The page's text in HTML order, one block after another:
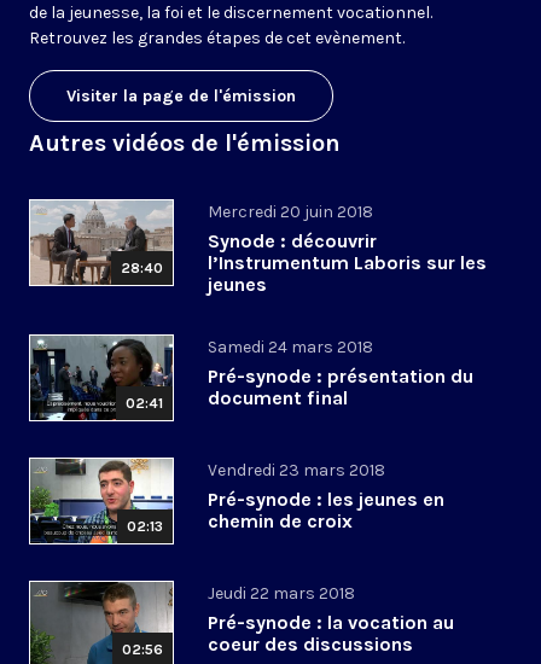
de la jeunesse, la foi et le discernement vocationnel.
Retrouvez les grandes étapes de cet evènement.
Visiter la page de l'émission
Autres vidéos de l'émission
28:40
Mercredi 20 juin 2018
Synode : découvrir
l’Instrumentum Laboris sur les
jeunes
02:41
Samedi 24 mars 2018
Pré-synode : présentation du
document final
02:13
Vendredi 23 mars 2018
Pré-synode : les jeunes en
chemin de croix
02:56
Jeudi 22 mars 2018
Pré-synode : la vocation au
coeur des discussions